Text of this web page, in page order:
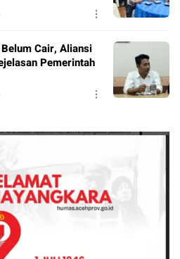
Cair, Aliansi
Pemerintah